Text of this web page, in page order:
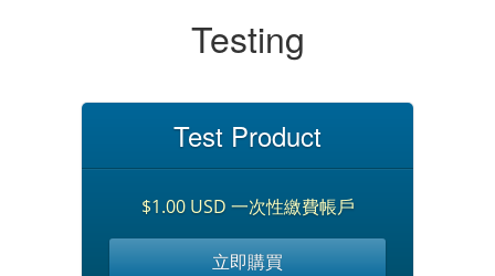
Testing
Test Product
$1.00 USD 一次性繳費帳戶
立即購買